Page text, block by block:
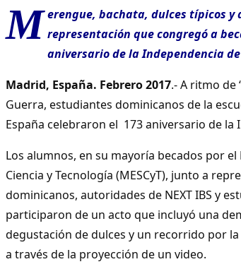
M erengue, bachata, dulces típicos
representación que congregó a
aniversario de la Independencia
Madrid, España. Febrero 2017.- A ritmo de
Guerra, estudiantes dominicanos de la
España celebraron el 173 aniversario de
Los alumnos, en su mayoría becados por
Ciencia y Tecnología (MESCyT), junto a
dominicanos, autoridades de NEXT IBS y
participaron de un acto que incluyó una
degustación de dulces y un recorrido por
a través de la proyección de un video.